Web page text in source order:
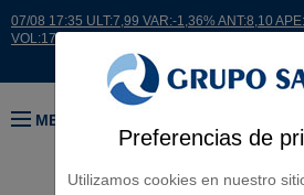
Preferencias de
Utilizamos cookies en nuestro
07/08 17:35 ULT:7,99 VAR:-1,36% ANT:8,10
VOL:17664
MENÚ